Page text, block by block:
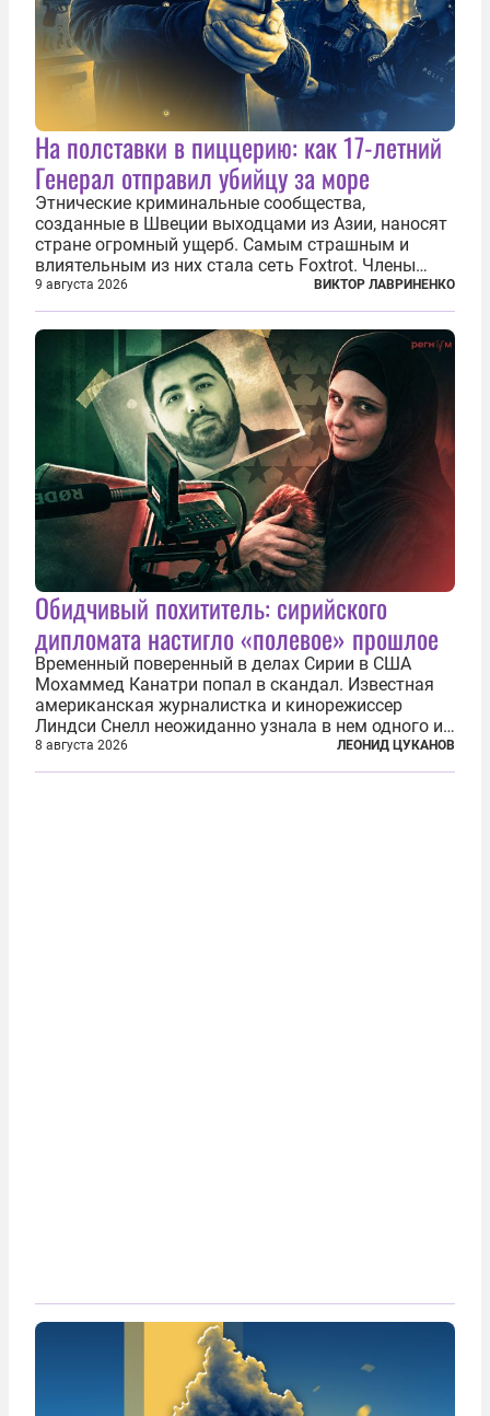
На полставки в пиццерию: как 17-летний
Генерал отправил убийцу за море
Этнические криминальные сообщества,
созданные в Швеции выходцами из Азии, наносят
стране огромный ущерб. Самым страшным и
влиятельным из них стала сеть Foxtrot. Члены
этой сети не только убивают и грабят шведов,
подсаживают их на наркотики, но и совершают
нечто еще даже более страшное — массово...
9 августа 2026 ВИКТОР ЛАВРИНЕНКО
Обидчивый похититель: сирийского
дипломата настигло «полевое» прошлое
Временный поверенный в делах Сирии в США
Мохаммед Канатри попал в скандал. Известная
американская журналистка и кинорежиссер
Линдси Снелл неожиданно узнала в нем одного из
бандитов, похитивших ее в сирийском Алеппо в
2016 году. Журналистка убеждена, что Канатри, в
8 августа 2026 ЛЕОНИД ЦУКАНОВ